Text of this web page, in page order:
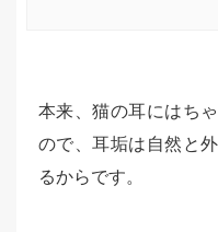
本来、猫の耳にはち
ので、耳垢は自然と
るからです。